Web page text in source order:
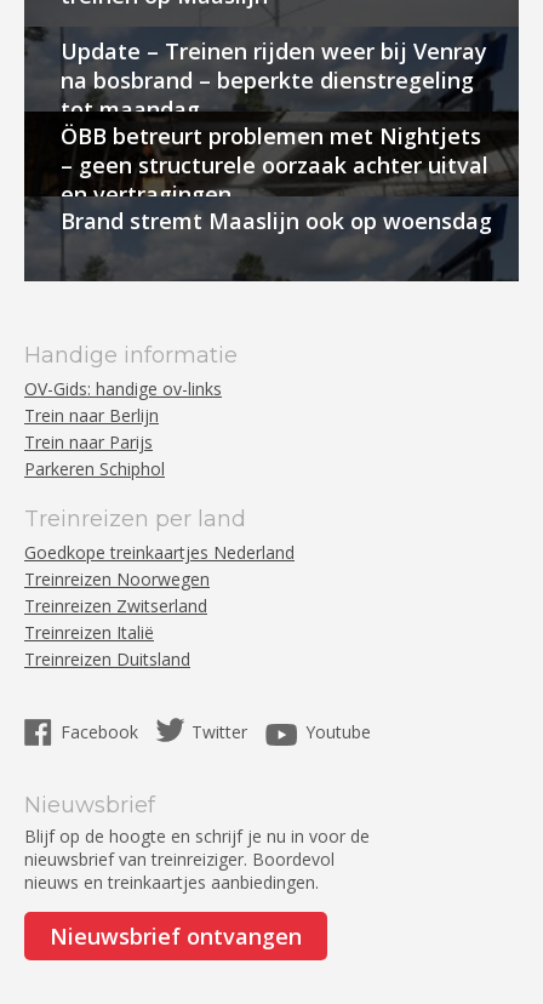
Update – Treinen rijden weer bij Venray
na bosbrand – beperkte dienstregeling
tot maandag
ÖBB betreurt problemen met Nightjets
– geen structurele oorzaak achter uitval
en vertragingen
Brand stremt Maaslijn ook op woensdag
Handige informatie
OV-Gids: handige ov-links
Trein naar Berlijn
Trein naar Parijs
Parkeren Schiphol
Treinreizen per land
Goedkope treinkaartjes Nederland
Treinreizen Noorwegen
Treinreizen Zwitserland
Treinreizen Italië
Treinreizen Duitsland
Facebook Twitter Youtube
Nieuwsbrief
Blijf op de hoogte en schrijf je nu in voor de
nieuwsbrief van treinreiziger. Boordevol
nieuws en treinkaartjes aanbiedingen.
Nieuwsbrief ontvangen